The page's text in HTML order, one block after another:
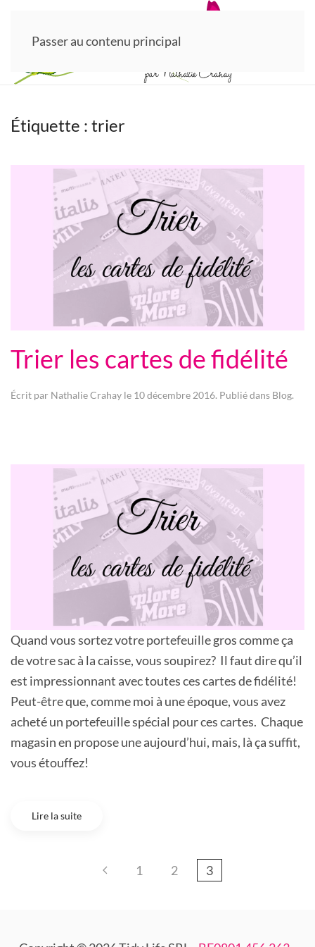
Passer au contenu principal
Étiquette : trier
Trier les cartes de fidélité
Écrit par Nathalie Crahay le 10 décembre 2016. Publié dans Blog.
Quand vous sortez votre portefeuille gros comme ça
de votre sac à la caisse, vous soupirez? Il faut dire qu’il
est impressionnant avec toutes ces cartes de fidélité!
Peut-être que, comme moi à une époque, vous avez
acheté un portefeuille spécial pour ces cartes. Chaque
magasin en propose une aujourd’hui, mais, là ça suffit,
vous étouffez!
Lire la suite
1 2 3